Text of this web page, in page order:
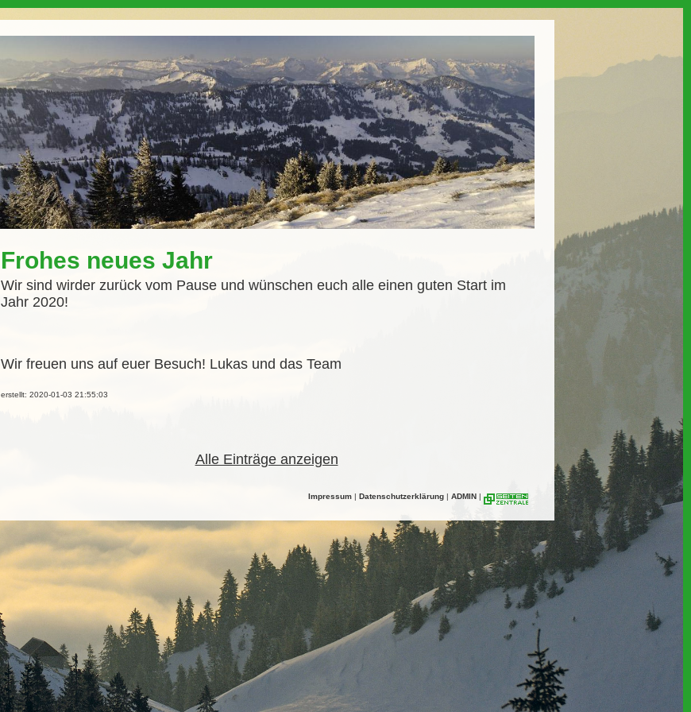
Frohes neues Jahr
Wir sind wirder zurück vom Pause und wünschen euch alle einen guten Start im
Jahr 2020!
Wir freuen uns auf euer Besuch! Lukas und das Team
erstellt: 2020-01-03 21:55:03
Alle Einträge anzeigen
Impressum | Datenschutzerklärung | ADMIN |